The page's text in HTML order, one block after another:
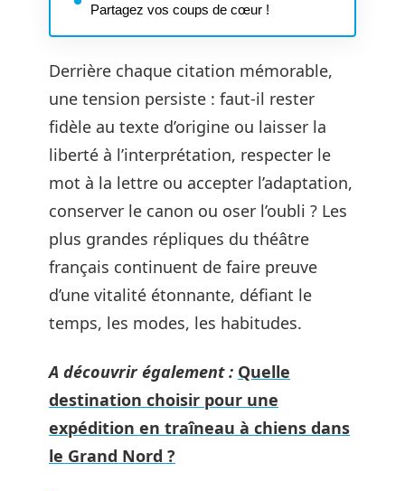
Partagez vos coups de cœur !
Derrière chaque citation mémorable,
une tension persiste : faut-il rester
fidèle au texte d’origine ou laisser la
liberté à l’interprétation, respecter le
mot à la lettre ou accepter l’adaptation,
conserver le canon ou oser l’oubli ? Les
plus grandes répliques du théâtre
français continuent de faire preuve
d’une vitalité étonnante, défiant le
temps, les modes, les habitudes.
A découvrir également : Quelle
destination choisir pour une
expédition en traîneau à chiens dans
le Grand Nord ?